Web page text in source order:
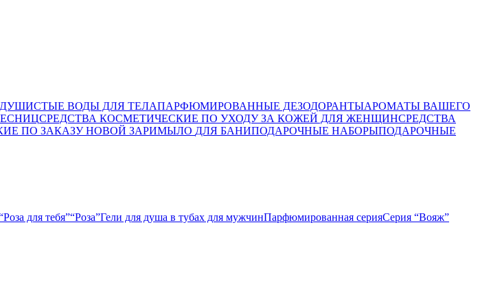
ДУШИСТЫЕ ВОДЫ ДЛЯ ТЕЛАПАРФЮМИРОВАННЫЕ ДЕЗОДОРАНТЫАРОМАТЫ ВАШЕГО
СРЕДСТВА КОСМЕТИЧЕСКИЕ ПО УХОДУ ЗА КОЖЕЙ ДЛЯ ЖЕНЩИНСРЕДСТВА
ПО ЗАКАЗУ НОВОЙ ЗАРИМЫЛО ДЛЯ БАНИПОДАРОЧНЫЕ НАБОРЫПОДАРОЧНЫЕ
для тебя”“Роза”Гели для душа в тубах для мужчинПарфюмированная серияСерия “Вояж”